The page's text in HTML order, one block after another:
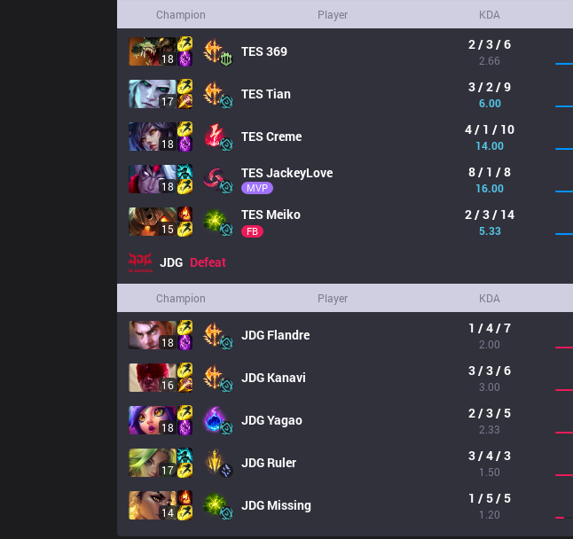
Champion Player KDA
18 TES369 2 / 3 / 6
2.66
17 TESTian 3 / 2 / 9
6.00
18 TESCreme 4 / 1 / 10
14.00
18
TESJackeyLove
MVP
8 / 1 / 8
16.00
15
TES Meiko
FB
2 / 3 / 14
5.33
JDG Defeat
Champion Player KDA
18 JDG Flandre 1 / 4 / 7
2.00
16 JDG Kanavi 3 / 3 / 6
3.00
18 JDGYagao 2 / 3 / 5
2.33
17 JDG Ruler 3 / 4 / 3
1.50
14 JDG Missing 1 / 5 / 5
1.20